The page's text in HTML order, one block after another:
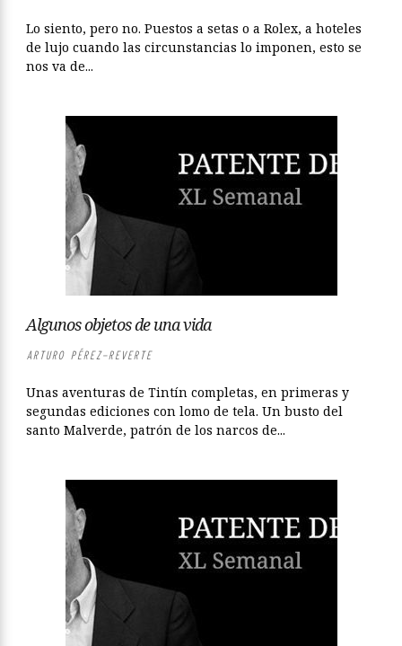
Lo siento, pero no. Puestos a setas o a Rolex, a hoteles
de lujo cuando las circunstancias lo imponen, esto se
nos va de...
Algunos objetos de una vida
ARTURO PÉREZ-REVERTE
Unas aventuras de Tintín completas, en primeras y
segundas ediciones con lomo de tela. Un busto del
santo Malverde, patrón de los narcos de...